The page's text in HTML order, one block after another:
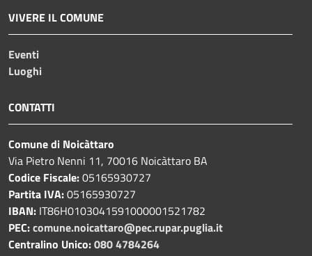
VIVERE IL COMUNE
Eventi
Luoghi
CONTATTI
Comune di Noicàttaro
Via Pietro Nenni 11, 70016 Noicàttaro BA
Codice Fiscale:05165930727
Partita IVA:05165930727
IBAN: IT86H0103041591000001521782
PEC:comune.noicattaro@pec.rupar.puglia.it
Centralino Unico:080 4784264